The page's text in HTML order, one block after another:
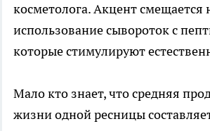
косметолога. Акцент смещается
использование сывороток с
которые стимулируют
Мало кто знает, что средняя
жизни одной ресницы